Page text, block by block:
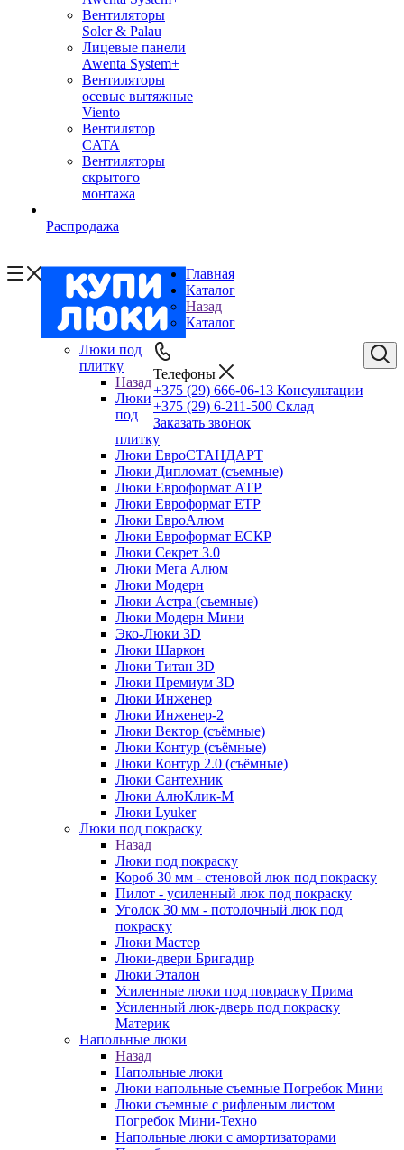
Вентиляторы
Soler & Palau
Лицевые панели
Awenta System+
Вентиляторы
осевые вытяжные
Viento
Вентилятор
CATA
Вентиляторы
скрытого
монтажа
Распродажа
Телефоны
+375 (29) 666-06-13 Консультации
+375 (29) 6-211-500 Склад
Заказать звонок
Главная
Каталог
Назад
Каталог
Люки под
плитку
Назад
Люки
под
плитку
Люки ЕвроСТАНДАРТ
Люки Дипломат (съемные)
Люки Евроформат АТР
Люки Евроформат ЕТР
Люки ЕвроАлюм
Люки Евроформат ЕСКР
Люки Секрет 3.0
Люки Мега Алюм
Люки Модерн
Люки Астра (съемные)
Люки Модерн Мини
Эко-Люки 3D
Люки Шаркон
Люки Титан 3D
Люки Премиум 3D
Люки Инженер
Люки Инженер-2
Люки Вектор (съёмные)
Люки Контур (съёмные)
Люки Контур 2.0 (съёмные)
Люки Сантехник
Люки АлюКлик-М
Люки Lyuker
Люки под покраску
Назад
Люки под покраску
Короб 30 мм - стеновой люк под покраску
Пилот - усиленный люк под покраску
Уголок 30 мм - потолочный люк под
покраску
Люки Мастер
Люки-двери Бригадир
Люки Эталон
Усиленные люки под покраску Прима
Усиленный люк-дверь под покраску
Материк
Напольные люки
Назад
Напольные люки
Люки напольные съемные Погребок Мини
Люки съемные с рифленым листом
Погребок Мини-Техно
Напольные люки с амортизаторами